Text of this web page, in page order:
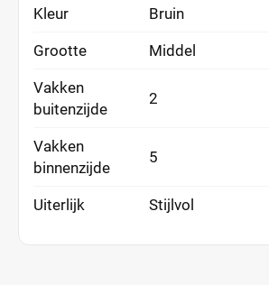
Kleur Bruin
Grootte Middel
Vakken
buitenzijde
2
Vakken
binnenzijde
5
Uiterlijk Stijlvol